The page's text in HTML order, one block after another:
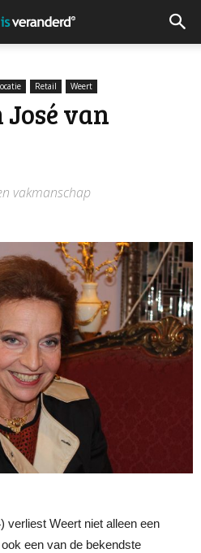
Retail Weert
van
vakmanschap
verliest Weert niet alleen een
een van de bekendste